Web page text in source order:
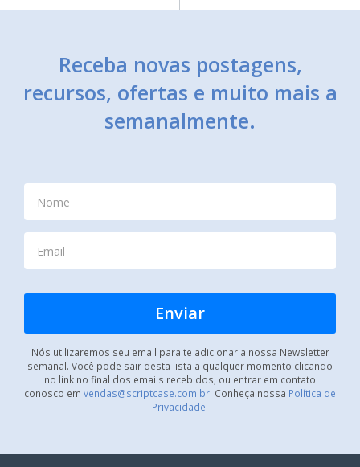
Receba novas postagens,
recursos, ofertas e muito mais a
semanalmente.
Nós utilizaremos seu email para te adicionar a nossa Newsletter
semanal. Você pode sair desta lista a qualquer momento clicando
no link no final dos emails recebidos, ou entrar em contato
conosco em vendas@scriptcase.com.br. Conheça nossa Política de
Privacidade.